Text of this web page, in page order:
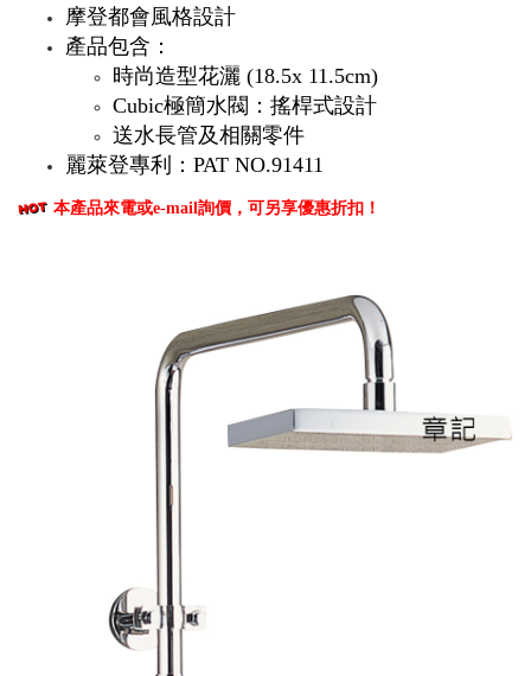
摩登都會風格設計
產品包含：
時尚造型花灑 (18.5x 11.5cm)
Cubic極簡水閥：搖桿式設計
送水長管及相關零件
麗萊登專利：PAT NO.91411
本產品來電或e-mail詢價，可另享優惠折扣！